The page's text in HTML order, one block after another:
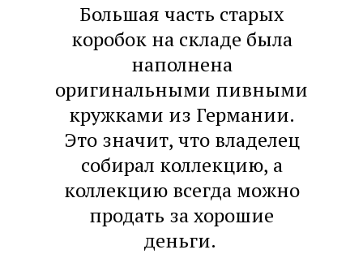
Большая часть старых
коробок на складе была
наполнена
оригинальными пивными
кружками из Германии.
Это значит, что владелец
собирал коллекцию, а
коллекцию всегда можно
продать за хорошие
деньги.